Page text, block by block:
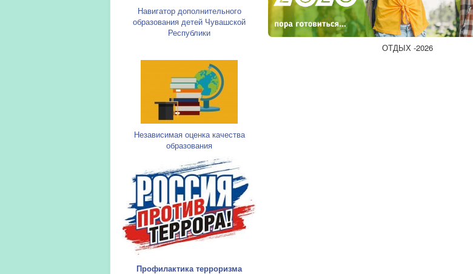
Навигатор дополнительного
образования детей Чувашской
Республики
Независимая оценка качества
образования
Профилактика терроризма
ОТДЫХ -2026